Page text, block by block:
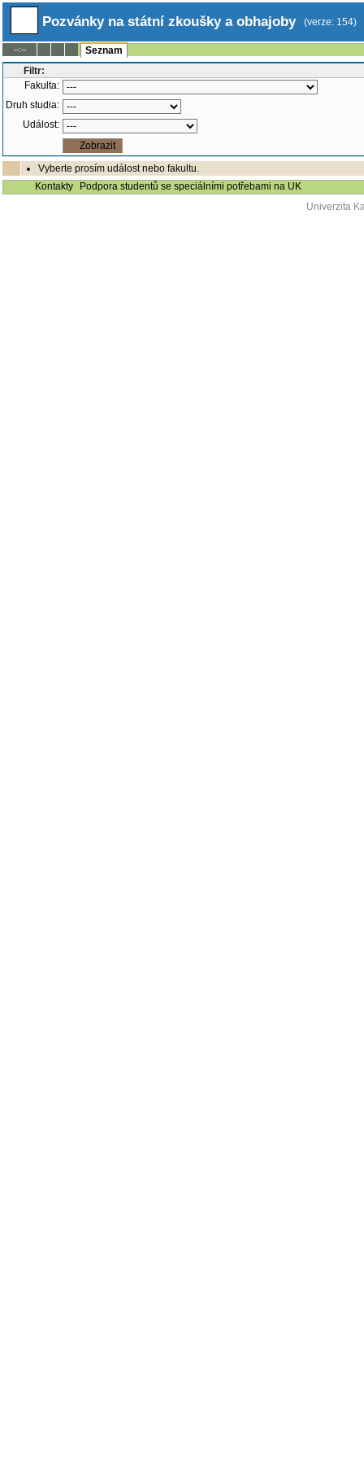
Pozvánky na státní zkoušky a obhajoby (verze: 154)
--:--
Seznam
Filtr:
Fakulta:
Druh studia:
Událost:
Vyberte prosím událost nebo fakultu.
Kontakty
Podpora studentů se speciálními potřebami na UK
Univerzita